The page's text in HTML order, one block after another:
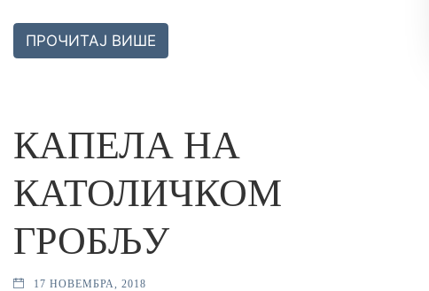
ПРОЧИТАЈ ВИШЕ
КАПЕЛА НА
КАТОЛИЧКОМ
ГРОБЉУ
17 НОВЕМБРА, 2018